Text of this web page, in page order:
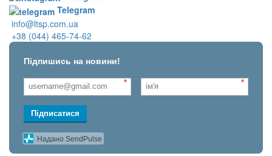
Telegram
info@ltsp.com.ua
+38 (044) 465-74-62
Підпишись на новини!
* *
Підписатися
Надано SendPulse